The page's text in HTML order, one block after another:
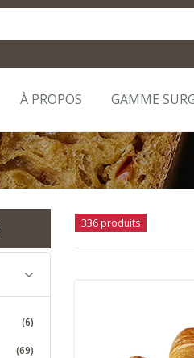
À PROPOS GAMME
(6)
(69)
336 produits